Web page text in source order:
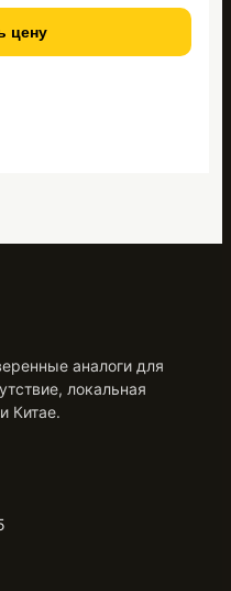
цену
аналоги для
локальная
Китае.